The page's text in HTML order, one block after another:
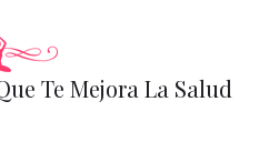
Te Mejora La Salud